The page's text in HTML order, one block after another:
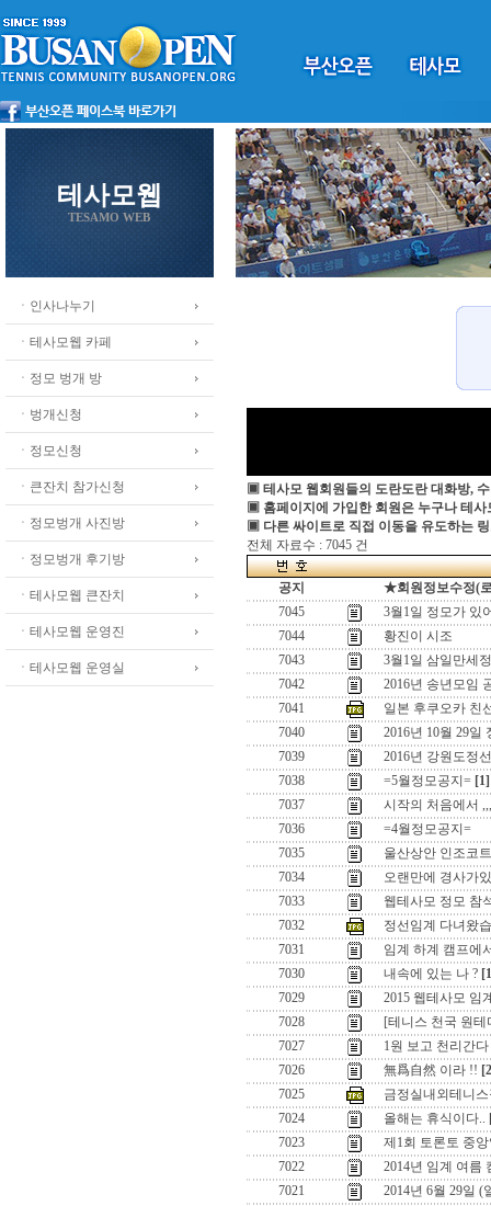
테사모웹
TESAMO WEB
ㆍ인사나누기
ㆍ테사모웹 카페
ㆍ정모 벙개 방
ㆍ벙개신청
ㆍ정모신청
ㆍ큰잔치 참가신청
ㆍ정모벙개 사진방
ㆍ정모벙개 후기방
ㆍ테사모웹 큰잔치
ㆍ테사모웹 운영진
ㆍ테사모웹 운영실
▣ 테사모 웹회원들의 도란도란 대화방,
▣ 홈페이지에 가입한 회원은 누구나 테사
▣ 다른 싸이트로 직접 이동을 유도하는
전체 자료수 : 7045 건
공지
★회원정보수정(
7045
3월1일 정모가 있
7044
황진이 시조
7043
3월1일 삼일만세
7042
2016년 송년모임
7041
일본 후쿠오카 친
7040
2016년 10월 29일
7039
2016년 강원도정
7038
=5월정모공지= [1]
7037
시작의 처음에서 ,,,
7036
=4월정모공지=
7035
울산상안 인조코
7034
오랜만에 경사가
7033
웹테사모 정모 참
7032
정선임계 다녀왔
7031
임계 하계 캠프에
7030
내속에 있는 나 ?
7029
2015 웹테사모 임
7028
[테니스 천국 원
7027
1원 보고 천리간
7026
無爲自然 이라 !!
7025
금정실내외테니
7024
올해는 휴식이다..
7023
제1회 토론토 중
7022
2014년 임계 여름
7021
2014년 6월 29일